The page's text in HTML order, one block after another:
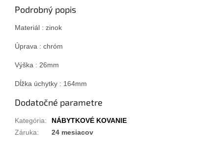
Podrobný popis
Materiál : zinok
Úprava : chróm
Výška : 26mm
Dĺžka úchytky : 164mm
Dodatočné parametre
Kategória:
NÁBYTKOVÉ KOVANIE
Záruka: 24 mesiacov